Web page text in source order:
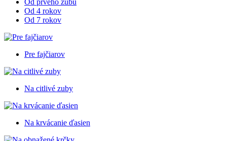
Od 4 rokov
Od 7 rokov
Pre fajčiarov
Na citlivé zuby
Na krvácanie ďasien